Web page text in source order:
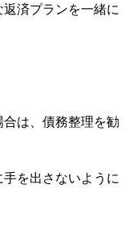
済プランを一緒に
は、債務整理を勧
を出さないように